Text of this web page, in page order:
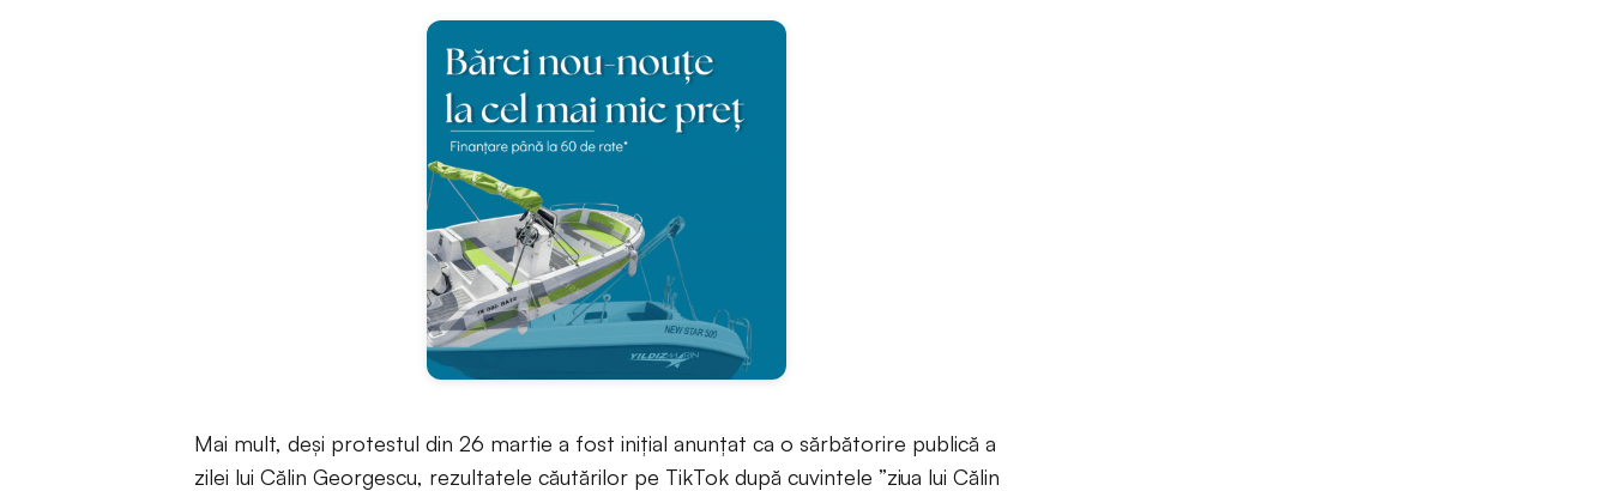
Mai mult, deși protestul din 26 martie a fost inițial anunțat ca o sărbătorire publică a
zilei lui Călin Georgescu, rezultatele căutărilor pe TikTok după cuvintele ”ziua lui Călin